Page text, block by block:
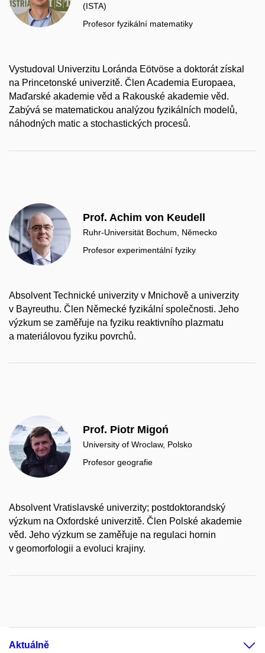
(ISTA)
Profesor fyzikální matematiky
Vystudoval Univerzitu Loránda Eötvöse a doktorát získal
na Princetonské univerzitě. Člen Academia Europaea,
Maďarské akademie věd a Rakouské akademie věd.
Zabývá se matematickou analýzou fyzikálních modelů,
náhodných matic a stochastických procesů.
Prof. Achim von Keudell
Ruhr-Universität Bochum, Německo
Profesor experimentální fyziky
Absolvent Technické univerzity v Mnichově a univerzity
v Bayreuthu. Člen Německé fyzikální společnosti. Jeho
výzkum se zaměřuje na fyziku reaktivního plazmatu
a materiálovou fyziku povrchů.
Prof. Piotr Migoń
University of Wroclaw, Polsko
Profesor geografie
Absolvent Vratislavské univerzity; postdoktorandský
výzkum na Oxfordské univerzitě. Člen Polské akademie
věd. Jeho výzkum se zaměřuje na regulaci hornin
v geomorfologii a evoluci krajiny.
Aktuálně